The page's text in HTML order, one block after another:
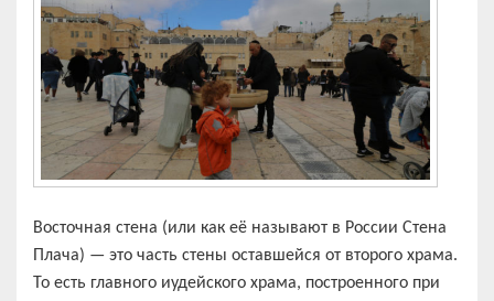
Восточная стена (или как её называют в России Стена
Плача) — это часть стены оставшейся от второго храма.
То есть главного иудейского храма, построенного при